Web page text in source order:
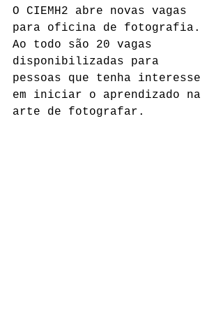
O CIEMH2 abre novas vagas
para oficina de fotografia.
Ao todo são 20 vagas
disponibilizadas para
pessoas que tenha interesse
em iniciar o aprendizado na
arte de fotografar.